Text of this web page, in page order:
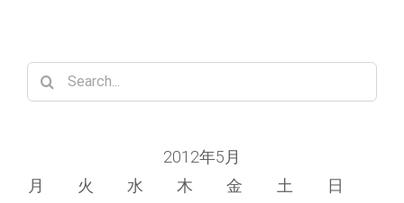
Search
for:
2012年5月
月
火 水 木 金 土
日